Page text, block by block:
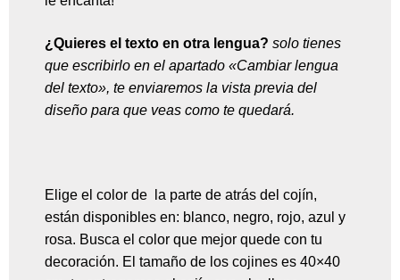
¿Quieres el texto en otra lengua? solo tienes
que escribirlo en el apartado «Cambiar lengua
del texto», te enviaremos la vista previa del
diseño para que veas como te quedará.
Elige el color de la parte de atrás del cojín,
están disponibles en: blanco, negro, rojo, azul y
rosa. Busca el color que mejor quede con tu
decoración. El tamaño de los cojines es 40×40